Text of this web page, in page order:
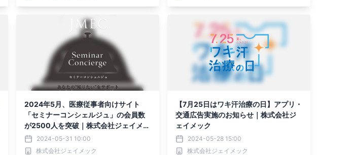
2024年5月、医療従事者向けサイト
「セミナーコンシェルジュ」の会員数
が2500人を突破｜株式会社ジェイメッ
ク
2024-05-31 10:00
株式会社ジェイメック
【7月25日はワキ汗治療の日】アプリ・
交通広告実施のお知らせ｜株式会社ジ
ェイメック
2024-05-28 15:00
株式会社ジェイメック